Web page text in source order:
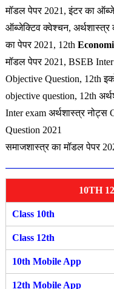
मॉडल पेपर 2021, इंटर का
ऑब्जेक्टिव क्वेश्चन, अर्थशास्त्र
का पेपर 2021, 12th
मॉडल पेपर 2021, BSEB
Objective Question, 12th
objective question, 12th
Inter exam अर्थशास्त्र नोट्स
Question 2021
समाजशास्त्र का मॉडल पेपर
10TH
Class 10th
Class 12th
10th Mobile App
12th Mobile App